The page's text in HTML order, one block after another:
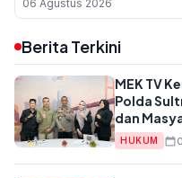
KH Ma'ruf Amin Jelang
06 Agustus 2026
Berita Terkini
MEK TV
Polda
dan
HUKUM